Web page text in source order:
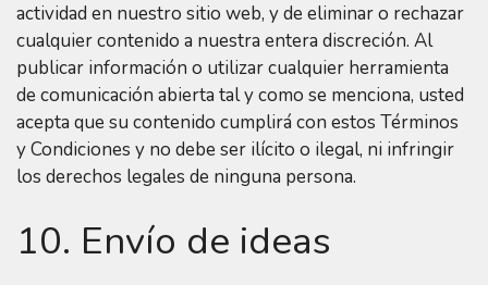
actividad en nuestro sitio web, y de eliminar o rechazar
cualquier contenido a nuestra entera discreción. Al
publicar información o utilizar cualquier herramienta
de comunicación abierta tal y como se menciona, usted
acepta que su contenido cumplirá con estos Términos
y Condiciones y no debe ser ilícito o ilegal, ni infringir
los derechos legales de ninguna persona.
10. Envío de ideas